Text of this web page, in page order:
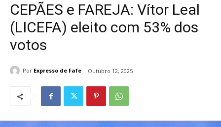
CEPÃES e FAREJA: Vítor Leal
(LICEFA) eleito com 53% dos
votos
Por Expresso de Fafe Outubro 12, 2025